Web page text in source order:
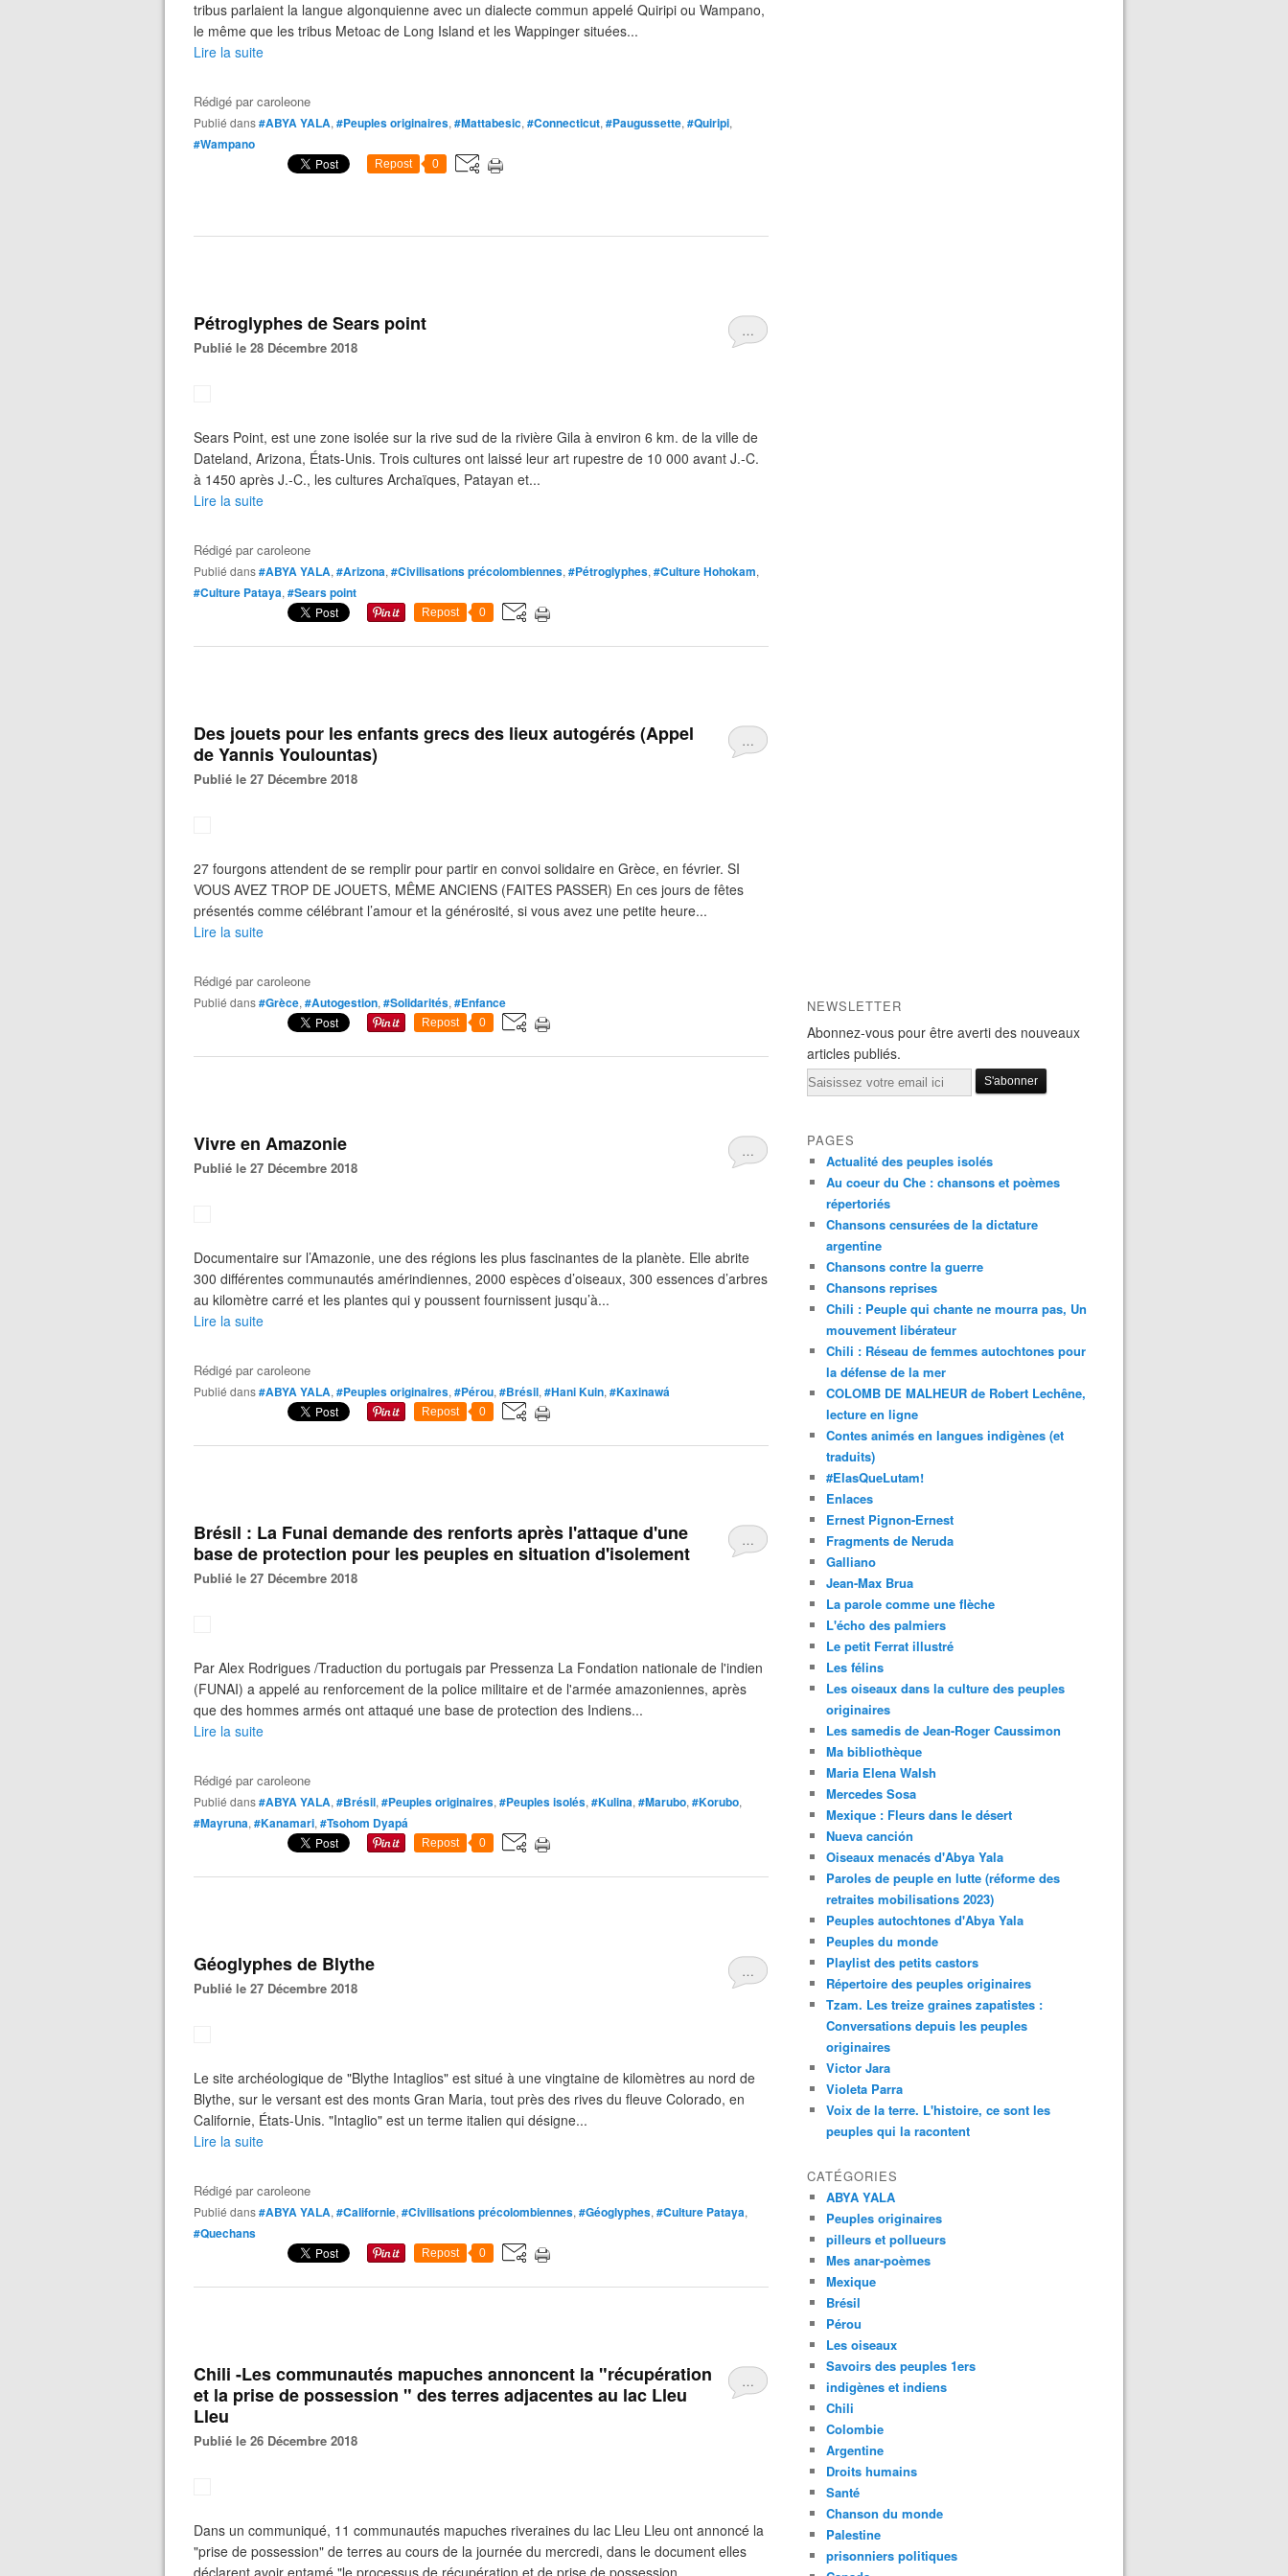
tribus parlaient la langue algonquienne avec un dialecte commun appelé Quiripi ou Wampano,
le même que les tribus Metoac de Long Island et les Wappinger situées...
Lire la suite
Rédigé parcaroleone
Publié dans#ABYA YALA, #Peuples originaires, #Mattabesic, #Connecticut, #Paugussette, #Quiripi,
#Wampano
Repost 0
…
Pétroglyphes de Sears point
Publié le 28 Décembre 2018
Sears Point, est une zone isolée sur la rive sud de la rivière Gila à environ 6 km. de la ville de
Dateland, Arizona, États-Unis. Trois cultures ont laissé leur art rupestre de 10 000 avant J.-C.
à 1450 après J.-C., les cultures Archaïques, Patayan et...
Lire la suite
Rédigé parcaroleone
Publié dans#ABYA YALA, #Arizona, #Civilisations précolombiennes, #Pétroglyphes, #Culture Hohokam,
#Culture Pataya, #Sears point
Repost 0
…
Des jouets pour les enfants grecs des lieux autogérés (Appel
de Yannis Youlountas)
Publié le 27 Décembre 2018
27 fourgons attendent de se remplir pour partir en convoi solidaire en Grèce, en février. SI
VOUS AVEZ TROP DE JOUETS, MÊME ANCIENS (FAITES PASSER) En ces jours de fêtes
présentés comme célébrant l’amour et la générosité, si vous avez une petite heure...
Lire la suite
Rédigé parcaroleone
Publié dans#Grèce, #Autogestion, #Solidarités, #Enfance
Repost 0
…
Vivre en Amazonie
Publié le 27 Décembre 2018
Documentaire sur l’Amazonie, une des régions les plus fascinantes de la planète. Elle abrite
300 différentes communautés amérindiennes, 2000 espèces d’oiseaux, 300 essences d’arbres
au kilomètre carré et les plantes qui y poussent fournissent jusqu’à...
Lire la suite
Rédigé parcaroleone
Publié dans#ABYA YALA, #Peuples originaires, #Pérou, #Brésil, #Hani Kuin, #Kaxinawá
Repost 0
…
Brésil : La Funai demande des renforts après l'attaque d'une
base de protection pour les peuples en situation d'isolement
Publié le 27 Décembre 2018
Par Alex Rodrigues /Traduction du portugais par Pressenza La Fondation nationale de l'indien
(FUNAI) a appelé au renforcement de la police militaire et de l'armée amazoniennes, après
que des hommes armés ont attaqué une base de protection des Indiens...
Lire la suite
Rédigé parcaroleone
Publié dans#ABYA YALA, #Brésil, #Peuples originaires, #Peuples isolés, #Kulina, #Marubo, #Korubo,
#Mayruna, #Kanamari, #Tsohom Dyapá
Repost 0
…
Géoglyphes de Blythe
Publié le 27 Décembre 2018
Le site archéologique de "Blythe Intaglios" est situé à une vingtaine de kilomètres au nord de
Blythe, sur le versant est des monts Gran Maria, tout près des rives du fleuve Colorado, en
Californie, États-Unis. "Intaglio" est un terme italien qui désigne...
Lire la suite
Rédigé parcaroleone
Publié dans#ABYA YALA, #Californie, #Civilisations précolombiennes, #Géoglyphes, #Culture Pataya,
#Quechans
Repost 0
…
Chili -Les communautés mapuches annoncent la "récupération
et la prise de possession " des terres adjacentes au lac Lleu
Lleu
Publié le 26 Décembre 2018
Dans un communiqué, 11 communautés mapuches riveraines du lac Lleu Lleu ont annoncé la
"prise de possession" de terres au cours de la journée du mercredi, dans le document elles
déclarent avoir entamé "le processus de récupération et de prise de possession...
NEWSLETTER
Abonnez-vous pour être averti des nouveaux
articles publiés.
Email
PAGES
Actualité des peuples isolés
Au coeur du Che : chansons et poèmes
répertoriés
Chansons censurées de la dictature
argentine
Chansons contre la guerre
Chansons reprises
Chili : Peuple qui chante ne mourra pas, Un
mouvement libérateur
Chili : Réseau de femmes autochtones pour
la défense de la mer
COLOMB DE MALHEUR de Robert Lechêne,
lecture en ligne
Contes animés en langues indigènes (et
traduits)
#ElasQueLutam!
Enlaces
Ernest Pignon-Ernest
Fragments de Neruda
Galliano
Jean-Max Brua
La parole comme une flèche
L'écho des palmiers
Le petit Ferrat illustré
Les félins
Les oiseaux dans la culture des peuples
originaires
Les samedis de Jean-Roger Caussimon
Ma bibliothèque
Maria Elena Walsh
Mercedes Sosa
Mexique : Fleurs dans le désert
Nueva canción
Oiseaux menacés d'Abya Yala
Paroles de peuple en lutte (réforme des
retraites mobilisations 2023)
Peuples autochtones d'Abya Yala
Peuples du monde
Playlist des petits castors
Répertoire des peuples originaires
Tzam. Les treize graines zapatistes :
Conversations depuis les peuples
originaires
Victor Jara
Violeta Parra
Voix de la terre. L'histoire, ce sont les
peuples qui la racontent
CATÉGORIES
ABYA YALA
Peuples originaires
pilleurs et pollueurs
Mes anar-poèmes
Mexique
Brésil
Pérou
Les oiseaux
Savoirs des peuples 1ers
indigènes et indiens
Chili
Colombie
Argentine
Droits humains
Santé
Chanson du monde
Palestine
prisonniers politiques